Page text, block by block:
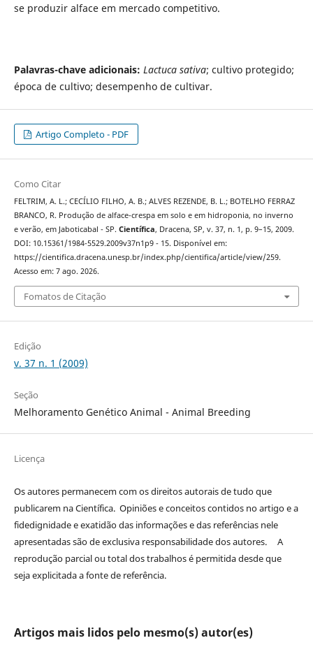
se produzir alface em mercado competitivo.
Palavras-chave adicionais: Lactuca sativa; cultivo protegido;
época de cultivo; desempenho de cul­tivar.
Artigo Completo - PDF
Como Citar
FELTRIM, A. L.; CECÍLIO FILHO, A. B.; ALVES REZENDE, B. L.; BOTELHO FERRAZ
BRANCO, R. Produção de alface-crespa em solo e em hidroponia, no inverno
e verão, em Jaboticabal - SP. Científica, Dracena, SP, v. 37, n. 1, p. 9–15, 2009.
DOI: 10.15361/1984-5529.2009v37n1p9 - 15. Disponível em:
https://cientifica.dracena.unesp.br/index.php/cientifica/article/view/259.
Acesso em: 7 ago. 2026.
Fomatos de Citação
Edição
v. 37 n. 1 (2009)
Seção
Melhoramento Genético Animal - Animal Breeding
Licença
Os autores permanecem com os direitos autorais de tudo que
publicarem na Científica. Opiniões e conceitos contidos no artigo e a
fidedignidade e exatidão das informações e das referências nele
apresentadas são de exclusiva responsabilidade dos autores. A
reprodução parcial ou total dos trabalhos é permitida desde que
seja explicitada a fonte de referência.
Artigos mais lidos pelo mesmo(s) autor(es)